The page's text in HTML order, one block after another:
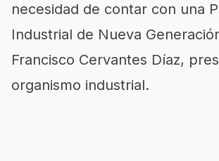
necesidad de contar con una
Industrial de Nueva
Francisco Cervantes Díaz,
organismo industrial.